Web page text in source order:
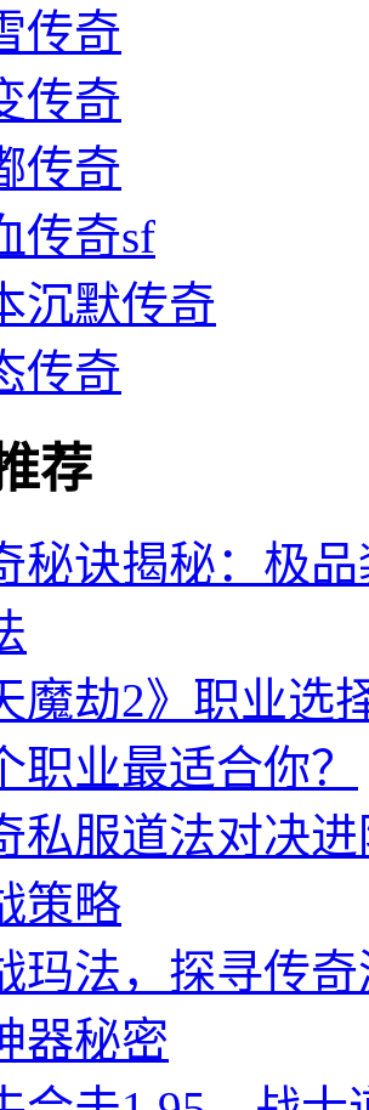
传奇
传奇
传奇
传奇sf
沉默传奇
传奇
荐
秘诀揭秘：极
魔劫2》职业
职业最适合你？
私服道法对决
策略
玛法，探寻传
器秘密